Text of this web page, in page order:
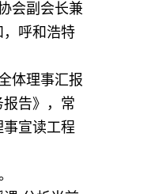
会副会长兼
呼和浩特
体理事汇报
告》，常
宣读工程